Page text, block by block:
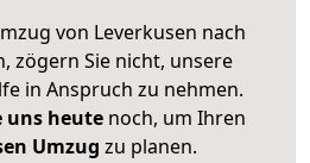
von Leverkusen nach
zögern Sie nicht, unsere
in Anspruch zu nehmen.
uns heutenoch, um Ihren
Umzug zu planen.